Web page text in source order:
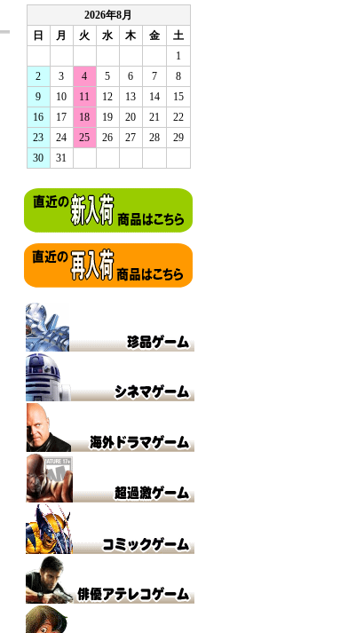
2026年8月
日
月 火 水 木 金
土
1
2
3 4 5 6 7
8
9
10 11 12 13 14
15
16
17 18 19 20 21
22
23
24 25 26 27 28
29
30
31